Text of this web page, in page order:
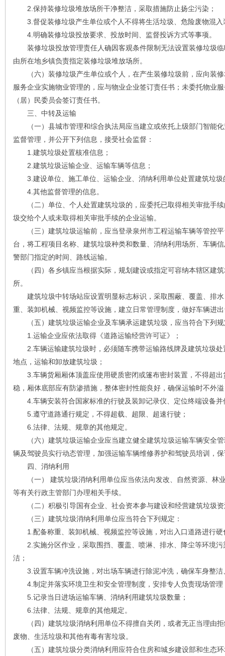
2.保持装修垃圾堆放场所干净整洁，采取措施防止扬尘污染；
3.督促装修垃圾产生单位或个人不得将生活垃圾、危险废物混入
4.明确装修垃圾投放要求、投放时间、监督投诉方式等事项。
装修垃圾投放管理责任人确因客观条件限制无法设置装修垃圾临
由所在地乡镇负责指定装修垃圾堆放场所。
（六）装修垃圾产生单位或个人，在产生装修垃圾前，应向装修
服务企业实施物业管理的，应与物业企业签订责任书；未委托物业
（居）民委员会签订责任书。
三、中转及运输
（一）县城市管理和综合执法局应当建立或依托上级部门智能化
监督管理，并公开下列信息，接受社会监督：
1.建筑垃圾处置核准信息；
2.建筑垃圾运输企业、运输车辆等信息；
3.建设单位、施工单位、运输企业、消纳利用单位处置建筑垃圾
4.其他监督管理的信息。
（二）单位、个人处置建筑垃圾的，应委托已取得相关审批手续
圾交给个人或未取得相关审批手续的企业运输。
（三）建筑垃圾运输前，应当登录泉州市工程运输车辆等管控平
台，将工程项目名称、建筑垃圾种类和数量、消纳利用场所、车辆
警部门指定的时间、路线运输。
（四）各乡镇应当根据实际，规划建设或指定可容纳本辖区建筑
所。
建筑垃圾中转场站应设置明显标志标识，采取围蔽、覆盖、排水
重、装卸机械、视频监控等设施，建立日常管理制度，做好车辆进
（五）建筑垃圾运输企业及车辆承运建筑垃圾，应当符合下列规
1.运输企业应依法取得《道路运输经营许可证》；
2.车辆运输建筑垃圾时，必须随车携带运输路线牌及建筑垃圾处
地点，运输和卸放建筑垃圾；
3.车辆货厢厢体顶盖应使用硬质密闭或篷布密封装置，不得超出
稳，厢体底部应有防渗措施，整体密封性能良好，确保运输时不外
4.车辆安装符合国家标准的行驶及装卸记录仪、定位终端设备并
5.遵守道路通行规定，不得超载、超限、超速行驶；
6.法律、法规、规章的其他规定。
（六）建筑垃圾运输企业应当建立健全建筑垃圾运输车辆安全管
辆及驾驶员实行动态管理，加强运输车辆维修养护和驾驶员培训，
四、消纳利用
（一） 建筑垃圾消纳利用单位应当依法向发改、自然资源、林
等有关行政主管部门办理相关手续。
（二）积极引导国有企业、社会资本参与建设和经营建筑垃圾资
（三）建筑垃圾消纳利用单位应当符合下列规定：
1.配备称重、装卸机械、视频监控等设施，对出入口道路进行硬
2.实施分区作业，采取围挡、覆盖、喷淋、排水、降尘等环境污
洁；
3.设置车辆冲洗设施，对出场车辆进行除泥冲洗，确保车身整洁
4.制定并落实环境卫生和安全管理制度，安排专人负责现场管理
5.记录当日进场运输车辆、消纳利用建筑垃圾数量；
6.法律、法规、规章的其他规定。
（四）建筑垃圾消纳利用单位不得擅自关闭，或者无正当理由拒
废物、生活垃圾和其他有毒有害垃圾。
（五）建筑垃圾分类消纳利用应符合住房和城乡建设部和生态环